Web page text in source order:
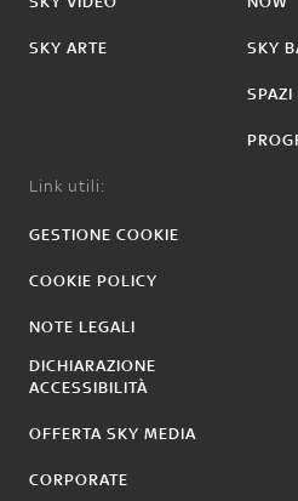
SKY ARTE SKY
SPAZI
Link utili:
GESTIONE COOKIE
COOKIE POLICY
NOTE LEGALI
DICHIARAZIONE
ACCESSIBILITÀ
OFFERTA SKY MEDIA
CORPORATE